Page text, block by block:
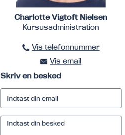
Charlotte Vigtoft Nielsen
Kursusadministration
Vis telefonnummer
96801516
Vis emailkursus@ucrs.dk
Skriv en besked